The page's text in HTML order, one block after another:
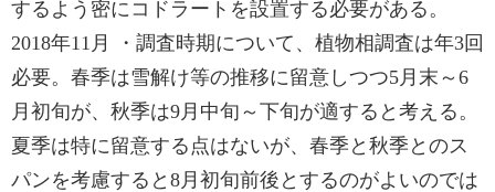
するよう密にコドラートを設置する必要がある。
2018年11月 ・調査時期について、植物相調査は年3回
必要。春季は雪解け等の推移に留意しつつ5月末～6
月初旬が、秋季は9月中旬～下旬が適すると考える。
夏季は特に留意する点はないが、春季と秋季とのス
パンを考慮すると8月初旬前後とするのがよいのでは